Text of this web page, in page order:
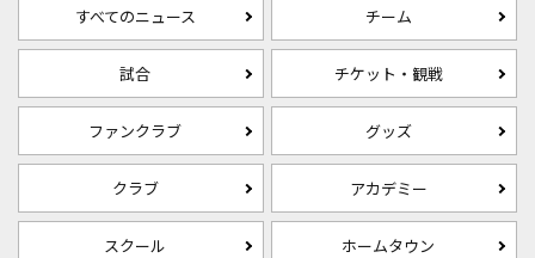
すべてのニュース チーム
試合 チケット・観戦
ファンクラブ グッズ
クラブ アカデミー
スクール ホームタウン